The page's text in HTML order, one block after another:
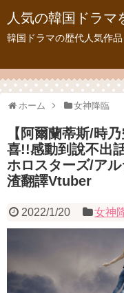
人気の韓国ドラマ
韓国ドラマの歴代人気作品
ホーム 女神降臨
【阿爾蘭蒂斯/時
喜!!感動到說不出
ホロスターズ/アル
渣翻譯Vtuber
2022/1/20 女神